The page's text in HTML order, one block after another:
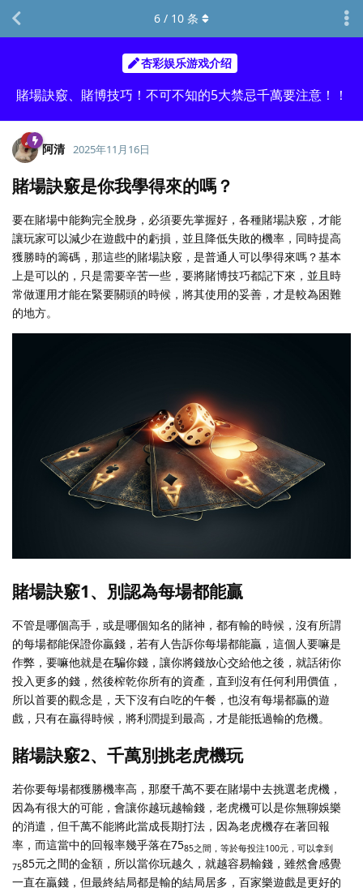
杏彩娱乐游戏介绍
賭場訣竅、賭博技巧！不可不知的5大禁忌千萬要注意！！
6 / 10 条
阿清 2025年11月16日
賭場訣竅是你我學得來的嗎？
要在賭場中能夠完全脫身，必須要先掌握好，各種賭場訣竅，才能
讓玩家可以減少在遊戲中的虧損，並且降低失敗的機率，同時提高
獲勝時的籌碼，那這些的賭場訣竅，是普通人可以學得來嗎？基本
上是可以的，只是需要辛苦一些，要將賭博技巧都記下來，並且時
常做運用才能在緊要關頭的時候，將其使用的妥善，才是較為困難
的地方。
賭場訣竅1、別認為每場都能贏
不管是哪個高手，或是哪個知名的賭神，都有輸的時候，沒有所謂
的每場都能保證你贏錢，若有人告訴你每場都能贏，這個人要嘛是
作弊，要嘛他就是在騙你錢，讓你將錢放心交給他之後，就話術你
投入更多的錢，然後榨乾你所有的資產，直到沒有任何利用價值，
所以首要的觀念是，天下沒有白吃的午餐，也沒有每場都贏的遊
戲，只有在贏得時候，將利潤提到最高，才是能抵過輸的危機。
賭場訣竅2、千萬別挑老虎機玩
若你要每場都獲勝機率高，那麼千萬不要在賭場中去挑選老虎機，
因為有很大的可能，會讓你越玩越輸錢，老虎機可以是你無聊娛樂
的消遣，但千萬不能將此當成長期打法，因為老虎機存在著回報
率，而這當中的回報率幾乎落在7585之間，等於每投注100元，可以拿到
7585元之間的金額，所以當你玩越久，就越容易輸錢，雖然會感覺
一直在贏錢，但最終結局都是輸的結局居多，百家樂遊戲是更好的